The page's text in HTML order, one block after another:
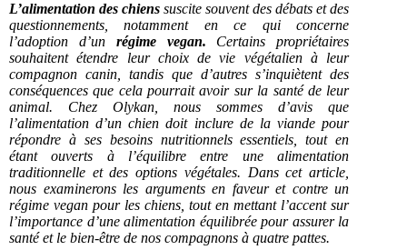
L’alimentation des chiens suscite souvent des débats et des
questionnements, notamment en ce qui concerne
l’adoption d’un régime vegan. Certains propriétaires
souhaitent étendre leur choix de vie végétalien à leur
compagnon canin, tandis que d’autres s’inquiètent des
conséquences que cela pourrait avoir sur la santé de leur
animal. Chez Olykan, nous sommes d’avis que
l’alimentation d’un chien doit inclure de la viande pour
répondre à ses besoins nutritionnels essentiels, tout en
étant ouverts à l’équilibre entre une alimentation
traditionnelle et des options végétales. Dans cet article,
nous examinerons les arguments en faveur et contre un
régime vegan pour les chiens, tout en mettant l’accent sur
l’importance d’une alimentation équilibrée pour assurer la
santé et le bien-être de nos compagnons à quatre pattes.